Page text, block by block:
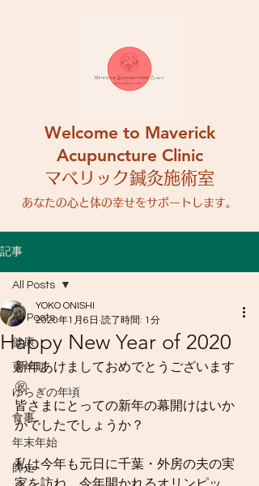
Welcome to Maverick
Acupuncture Clinic
マベリック鍼灸施術室
​あなたの心と体の幸せをサポートします。
記事
All Posts
健康
更年期
ゆらぎの年頃
食事
年末年始
師走
All Posts
Happy New Year of 2020
YOKO ONISHI
2020年1月6日 読了時間: 1分
新年あけましておめでとうございます
㊗️
皆さまにとっての新年の幕開けはいか
がでしたでしょうか？
私は今年も元日に千葉・外房の夫の実